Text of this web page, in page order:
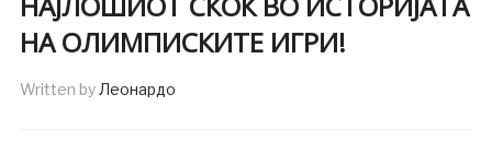
НА ОЛИМПИСКИТЕ ИГРИ!
Written byЛеонардо